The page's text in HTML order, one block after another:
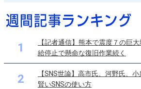
1
【記者通信】熊本で震度７の巨
給停止で懸命な復旧作業続く
2
【SNS世論】高市氏、河野氏、
賢いSNSの使い方